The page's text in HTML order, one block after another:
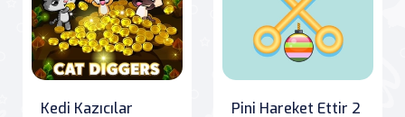
Kedi Kazıcılar Pini Hareket Ettir 2